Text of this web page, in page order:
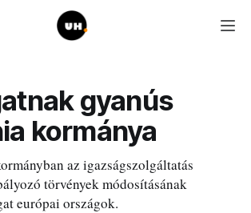
gyanús
kormánya
az igazságszolgáltatás
törvények módosításának
európai országok.